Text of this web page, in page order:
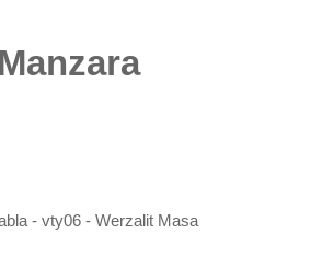
- vty06 - Werzalit Masa